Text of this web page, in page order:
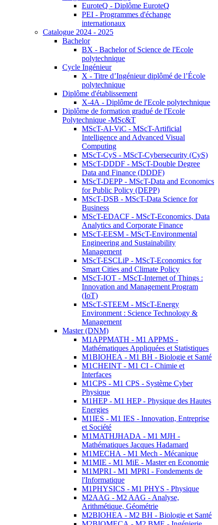
EuroteQ - Diplôme EuroteQ
PEI - Programmes d'échange
internationaux
Catalogue 2024 - 2025
Bachelor
BX - Bachelor of Science de l'Ecole
polytechnique
Cycle Ingénieur
X - Titre d’Ingénieur diplômé de l’École
polytechnique
Diplôme d'établissement
X-4A - Diplôme de l'Ecole polytechnique
Diplôme de formation gradué de l'Ecole
Polytechnique -MSc&T
MScT-AI-ViC - MScT-Artificial
Intelligence and Advanced Visual
Computing
MScT-CyS - MScT-Cybersecurity (CyS)
MScT-DDDF - MScT-Double Degree
Data and Finance (DDDF)
MScT-DEPP - MScT-Data and Economics
for Public Policy (DEPP)
MScT-DSB - MScT-Data Science for
Business
MScT-EDACF - MScT-Economics, Data
Analytics and Corporate Finance
MScT-EESM - MScT-Environmental
Engineering and Sustainability
Management
MScT-ESCLiP - MScT-Economics for
Smart Cities and Climate Policy
MScT-IOT - MScT-Internet of Things :
Innovation and Management Program
(IoT)
MScT-STEEM - MScT-Energy
Environment : Science Technology &
Management
Master (DNM)
M1APPMATH - M1 APPMS -
Mathématiques Appliquées et Statistiques
M1BIOHEA - M1 BH - Biologie et Santé
M1CHEINT - M1 CI - Chimie et
Interfaces
M1CPS - M1 CPS - Système Cyber
Physique
M1HEP - M1 HEP - Physique des Hautes
Energies
M1IES - M1 IES - Innovation, Entreprise
et Société
M1MATHJHADA - M1 MJH -
Mathématiques Jacques Hadamard
M1MECHA - M1 Mech - Mécanique
M1MIE - M1 MiE - Master en Economie
M1MPRI - M1 MPRI - Fondements de
l'Informatique
M1PHYSICS - M1 PHYS - Physique
M2AAG - M2 AAG - Analyse,
Arithmétique, Géométrie
M2BIOHEA - M2 BH - Biologie et Santé